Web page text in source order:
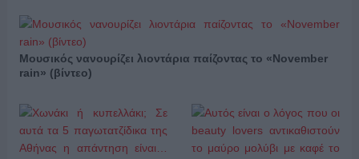
Μουσικός νανουρίζει λιοντάρια παίζοντας το «November
rain» (βίντεο)